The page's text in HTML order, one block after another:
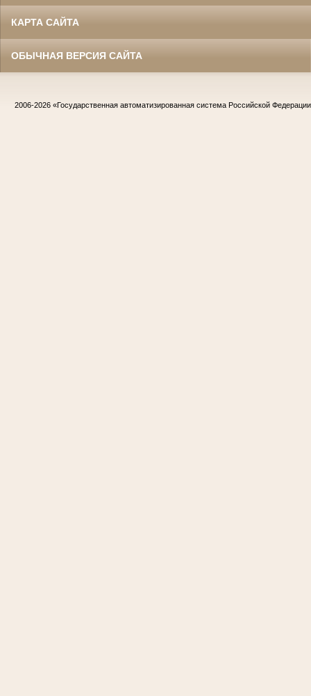
КАРТА САЙТА
ОБЫЧНАЯ ВЕРСИЯ САЙТА
2006-2026 «Государственная автоматизированная система Российской